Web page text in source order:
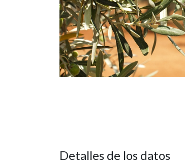
Detalles de los datos